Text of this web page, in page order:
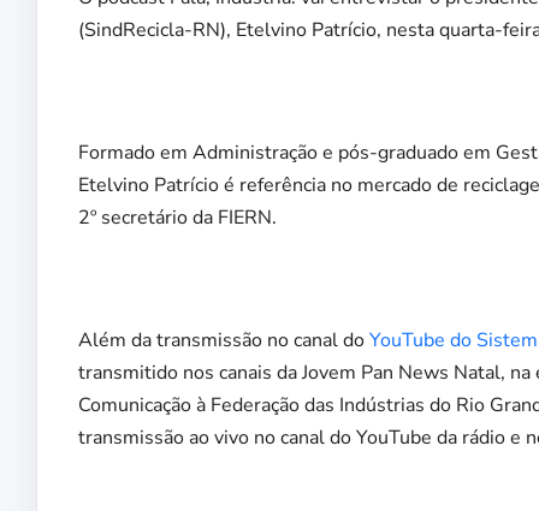
(SindRecicla-RN), Etelvino Patrício, nesta quarta-
Formado em Administração e pós-graduado em
Etelvino Patrício é referência no mercado de
2º secretário da FIERN.
Além da transmissão no canal doYouTube do
transmitido nos canais da Jovem Pan News Natal,
Comunicação à Federação das Indústrias do Rio
transmissão ao vivo no canal do YouTube da rádio e